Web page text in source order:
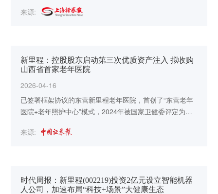
来源:
新里程：控股股东启动第三次优质资产注入 拟收购
山西省首家老年医院
2026-04-16
已签署框架协议的东营新里程老年医院，首创了“东营老年
医院+老年照护中心”模式，2024年被国家卫健委评定为全
推进资产审计评估进程，计划于2026年下半年完成资产注
来源:
时代周报：新里程(002219)投资2亿元设立智能机器
人公司，加速布局“科技+场景”大健康生态